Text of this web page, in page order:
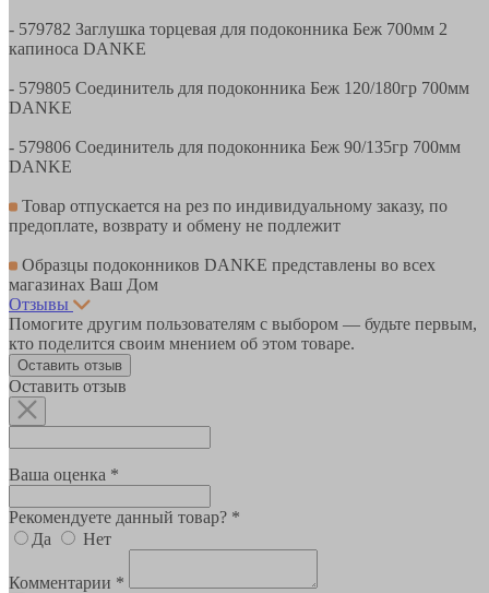
- 579782 Заглушка торцевая для подоконника Беж 700мм 2
капиноса DANKE
- 579805 Соединитель для подоконника Беж 120/180гр 700мм
DANKE
- 579806 Соединитель для подоконника Беж 90/135гр 700мм
DANKE
Товар отпускается на рез по индивидуальному заказу, по
предоплате, возврату и обмену не подлежит
Образцы подоконников DANKE представлены во всех
магазинах Ваш Дом
Отзывы
Помогите другим пользователям с выбором — будьте первым,
кто поделится своим мнением об этом товаре.
Оставить отзыв
Оставить отзыв
Ваша оценка *
Рекомендуете данный товар? *
Да
Нет
Комментарии *